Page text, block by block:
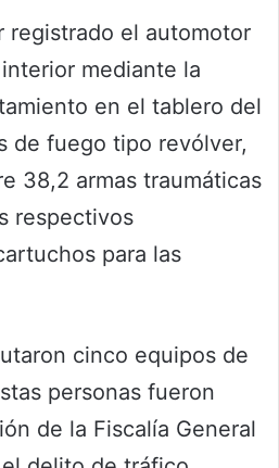
registrado el automotor
mediante la
en el tablero del
de fuego tipo revólver,
38,2 armas traumáticas
respectivos
para las
cinco equipos de
personas fueron
de la Fiscalía General